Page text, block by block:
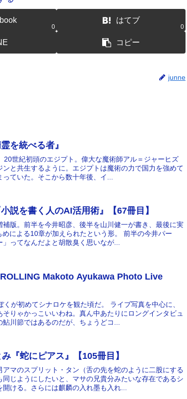
0
はてブ
0
コピー
junne
を統べる者』
20世紀初頭のエジプト。偉大な魔術師アル＝ジャーヒズ
と共生するように。エジプトは魔術の力で国力を強めて
ていた。そこから数十年後、イ...
説を書く人のAI活用術』【67冊目】
版。前半を今井昭彦、後半を山川健一が書き、最後に実
による10章が加えられたという形。 前半の今井パー
ってなんだよと胡散臭く思いなが...
Makoto Ayukawa Photo Live
が初めてシナロケを観た頃だ。 ライブ写真を中心に、
りゃかっこいいわね。真ん中あたりにロングインタビュ
川節ではあるのだが、ちょうどコ...
『蛇にピアス』【105冊目】
マのスプリット・タン（舌の先を蛇のように二股にする
じようにしたいと、マサの兄貴分みたいな存在であるシ
ける。さらには麒麟の入れ墨も入れ...